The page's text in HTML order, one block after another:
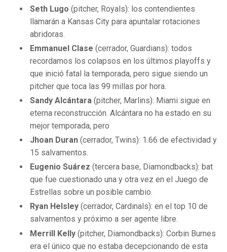
Seth Lugo (pitcher, Royals): los contendientes
llamarán a Kansas City para apuntalar rotaciones
abridoras.
Emmanuel Clase(cerrador, Guardians): todos
recordamos los colapsos en los últimos playoffs y
que inició fatal la temporada, pero sigue siendo un
pitcher que toca las 99 millas por hora.
Sandy Alcántara(pitcher, Marlins): Miami sigue en
eterna reconstrucción. Alcántara no ha estado en su
mejor temporada, pero
Jhoan Duran(cerrador, Twins): 1.66 de efectividad y
15 salvamentos.
Eugenio Suárez(tercera base, Diamondbacks): bat
que fue cuestionado una y otra vez en el Juego de
Estrellas sobre un posible cambio.
Ryan Helsley(cerrador, Cardinals): en el top 10 de
salvamentos y próximo a ser agente libre.
Merrill Kelly(pitcher, Diamondbacks): Corbin Burnes
era el único que no estaba decepcionando de esta